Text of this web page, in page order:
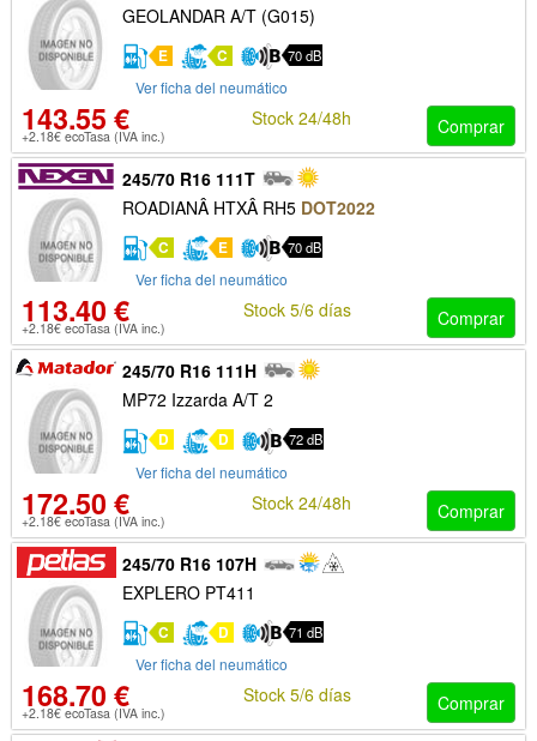
GEOLANDAR A/T (G015)
E C 70 dB
Ver ficha del neumático
143.55 €
+2.18€ ecoTasa (IVA inc.) Comprar
Stock 24/48h
245/70 R16 111T
ROADIANÂ HTXÂ RH5 DOT2022
C E 70 dB
Ver ficha del neumático
113.40 €
+2.18€ ecoTasa (IVA inc.) Comprar
Stock 5/6 días
245/70 R16 111H
MP72 Izzarda A/T 2
D D 72 dB
Ver ficha del neumático
172.50 €
+2.18€ ecoTasa (IVA inc.) Comprar
Stock 24/48h
245/70 R16 107H
EXPLERO PT411
C D 71 dB
Ver ficha del neumático
168.70 €
+2.18€ ecoTasa (IVA inc.) Comprar
Stock 5/6 días